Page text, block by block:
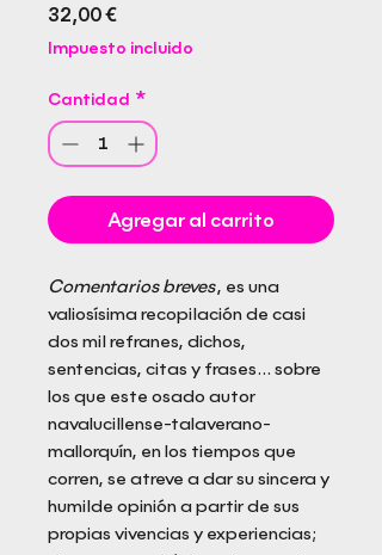
32,00 €Precio
Impuesto incluido
Cantidad *
Agregar al carrito
Comentarios breves, es una
valiosísima recopilación de casi
dos mil refranes, dichos,
sentencias, citas y frases... sobre
los que este osado autor
navalucillense-talaverano-
mallorquín, en los tiempos que
corren, se atreve a dar su sincera y
humilde opinión a partir de sus
propias vivencias y experiencias;